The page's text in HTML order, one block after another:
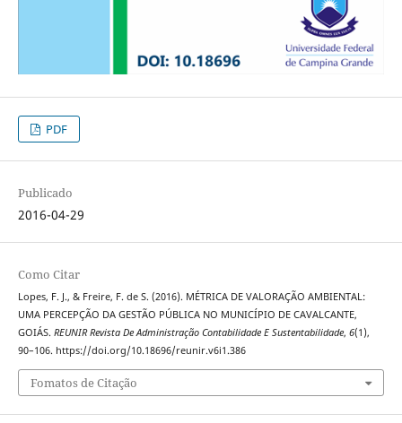
PDF
Publicado
2016-04-29
Como Citar
Lopes, F. J., & Freire, F. de S. (2016). MÉTRICA DE VALORAÇÃO AMBIENTAL:
UMA PERCEPÇÃO DA GESTÃO PÚBLICA NO MUNICÍPIO DE CAVALCANTE,
GOIÁS. REUNIR Revista De Administração Contabilidade E Sustentabilidade, 6(1),
90–106. https://doi.org/10.18696/reunir.v6i1.386
Fomatos de Citação